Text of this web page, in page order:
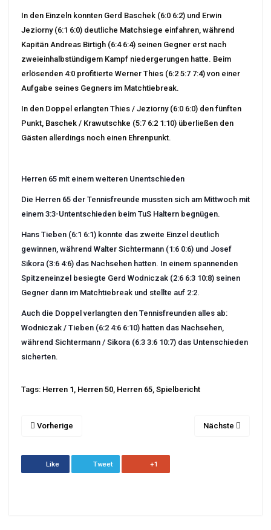
In den Einzeln konnten Gerd Baschek (6:0 6:2) und Erwin
Jeziorny (6:1 6:0) deutliche Matchsiege einfahren, während
Kapitän Andreas Birtigh (6:4 6:4) seinen Gegner erst nach
zweieinhalbstündigem Kampf niedergerungen hatte. Beim
erlösenden 4:0 profitierte Werner Thies (6:2 5:7 7:4) von einer
Aufgabe seines Gegners im Matchtiebreak.
In den Doppel erlangten Thies / Jeziorny (6:0 6:0) den fünften
Punkt, Baschek / Krawutschke (5:7 6:2 1:10) überließen den
Gästen allerdings noch einen Ehrenpunkt.
Herren 65 mit einem weiteren Unentschieden
Die Herren 65 der Tennisfreunde mussten sich am Mittwoch mit
einem 3:3-Untentschieden beim TuS Haltern begnügen.
Hans Tieben (6:1 6:1) konnte das zweite Einzel deutlich
gewinnen, während Walter Sichtermann (1:6 0:6) und Josef
Sikora (3:6 4:6) das Nachsehen hatten. In einem spannenden
Spitzeneinzel besiegte Gerd Wodniczak (2:6 6:3 10:8) seinen
Gegner dann im Matchtiebreak und stellte auf 2:2.
Auch die Doppel verlangten den Tennisfreunden alles ab:
Wodniczak / Tieben (6:2 4:6 6:10) hatten das Nachsehen,
während Sichtermann / Sikora (6:3 3:6 10:7) das Untenschieden
sicherten.
Tags: Herren 1 Herren 50 Herren 65 Spielbericht
Vorherige Nächste
Like Tweet +1